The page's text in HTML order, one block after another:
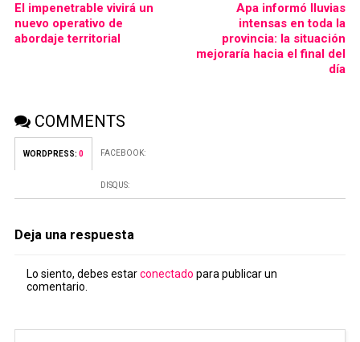
El impenetrable vivirá un
nuevo operativo de
abordaje territorial
Apa informó lluvias
intensas en toda la
provincia: la situación
mejoraría hacia el final del
día
COMMENTS
WORDPRESS: 0 FACEBOOK:
DISQUS:
Deja una respuesta
Lo siento, debes estarconectado para publicar un
comentario.